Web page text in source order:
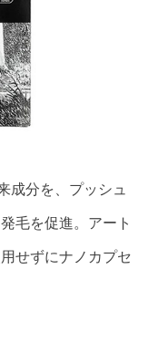
成分を、プッシュ
毛を促進。アート
せずにナノカプセ